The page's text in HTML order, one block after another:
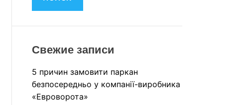
D
и
:
Свежие записи
5 причин замовити паркан
безпосередньо у компанії-виробника
«Евроворота»